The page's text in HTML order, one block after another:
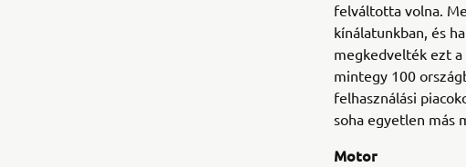
felváltotta volna.
kínálatunkban, és
megkedvelték ezt
mintegy 100
felhasználási
soha egyetlen más
Motor